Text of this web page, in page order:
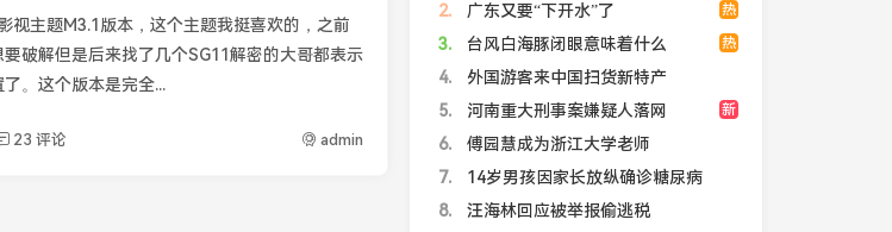
视主题M3.1版本，这个主题我挺喜欢的，之前
破解但是后来找了几个SG11解密的大哥都表示
。这个版本是完全...
23 评论 admin
2
热
广东又要“下开水”了
3
热
台风白海豚闭眼意味着什么
4
外国游客来中国扫货新特产
5
新
河南重大刑事案嫌疑人落网
6
傅园慧成为浙江大学老师
7
14岁男孩因家长放纵确诊糖尿病
8
汪海林回应被举报偷逃税